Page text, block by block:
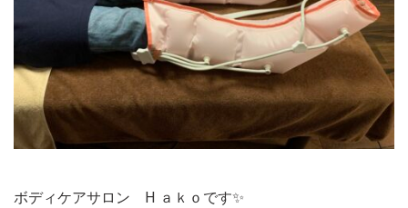
ボディケアサロン H ａｋｏです✨